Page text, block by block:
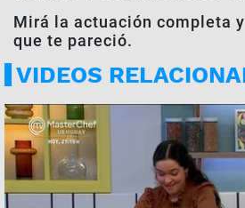
Mirá la actuación completa
que te pareció.
VIDEOS